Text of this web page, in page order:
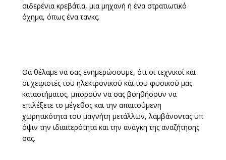
σιδερένια κρεβάτια, μια μηχανή ή ένα στρατιωτικό
όχημα, όπως ένα τανκς.
Θα θέλαμε να σας ενημερώσουμε, ότι οι τεχνικοί και
οι χειριστές του ηλεκτρονικού και του φυσικού μας
καταστήματος, μπορούν να σας βοηθήσουν να
επιλέξετε το μέγεθος και την απαιτούμενη
χωρητικότητα του μαγνήτη μετάλλων, λαμβάνοντας υπ
όψιν την ιδιαιτερότητα και την ανάγκη της αναζήτησης
σας.